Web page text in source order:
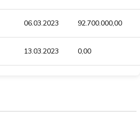
06.03.2023 92.700.000,00
13.03.2023 0,00